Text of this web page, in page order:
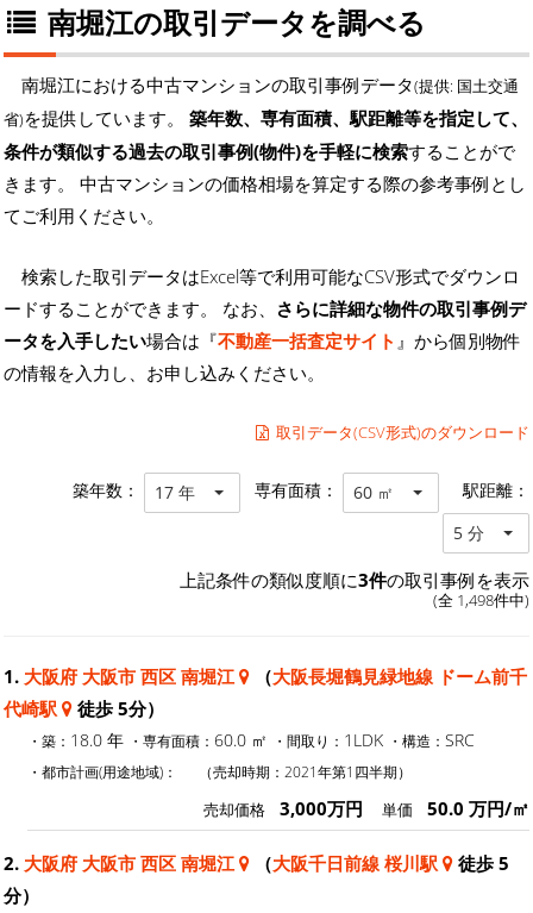
南堀江の取引データを調べる
南堀江における中古マンションの取引事例データ(提供: 国土交通
省)を提供しています。 築年数、専有面積、駅距離等を指定して、
条件が類似する過去の取引事例(物件)を手軽に検索することがで
きます。 中古マンションの価格相場を算定する際の参考事例とし
てご利用ください。
検索した取引データはExcel等で利用可能なCSV形式でダウンロ
ードすることができます。 なお、 さらに詳細な物件の取引事例デ
ータを入手したい場合は『不動産一括査定サイト 』から個別物件
の情報を入力し、お申し込みください。
取引データ(CSV形式)のダウンロード
築年数： 17 年 専有面積： 60 ㎡ 駅距離：
5 分
上記条件の類似度順に3件の取引事例を表示
(全 1,498件中)
1. 大阪府 大阪市 西区 南堀江 （大阪長堀鶴見緑地線 ドーム前千
代崎駅
徒歩 5分）
・築： 18.0 年 ・専有面積： 60.0 ㎡ ・間取り： 1LDK ・構造： SRC
・都市計画(用途地域)： （売却時期：2021年第1四半期）
売却価格 3,000万円 単価 50.0 万円/㎡
2. 大阪府 大阪市 西区 南堀江 （大阪千日前線 桜川駅
徒歩 5
分）